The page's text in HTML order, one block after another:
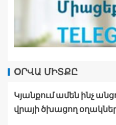
ՕՐՎԱ ՄԻՏՔԸ
Կյանքում ամեն ինչ
վրայի ծխացող